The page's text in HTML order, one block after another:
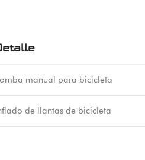
manual para bicicleta
de llantas de bicicleta